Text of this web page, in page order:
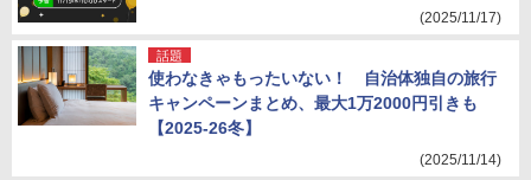
(2025/11/17)
話題
使わなきゃもったいない！ 自治体独自の旅行
キャンペーンまとめ、最大1万2000円引きも
【2025-26冬】
(2025/11/14)